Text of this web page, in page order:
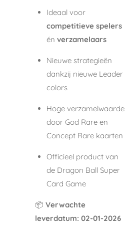
Ideaal voor
competitieve spelers
én verzamelaars
Nieuwe strategieën
dankzij nieuwe Leader
colors
Hoge verzamelwaarde
door God Rare en
Concept Rare kaarten
Officieel product van
de Dragon Ball Super
Card Game
📦 Verwachte
leverdatum: 02-01-2026